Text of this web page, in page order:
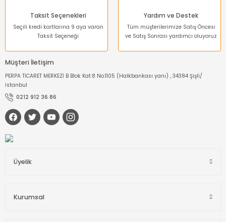
Taksit Seçenekleri
Seçili kredi kartlarına 9 aya varan
Taksit Seçeneği
Yardım ve Destek
Tüm müşterilerimize Satış Öncesi
ve Satış Sonrası yardımcı oluyoruz
Müşteri İletişim
PERPA TİCARET MERKEZİ B Blok Kat:8 No:1105 (Halkbankası yanı) , 34384 Şişli/
İstanbul
0212 912 36 86
Üyelik
Kurumsal